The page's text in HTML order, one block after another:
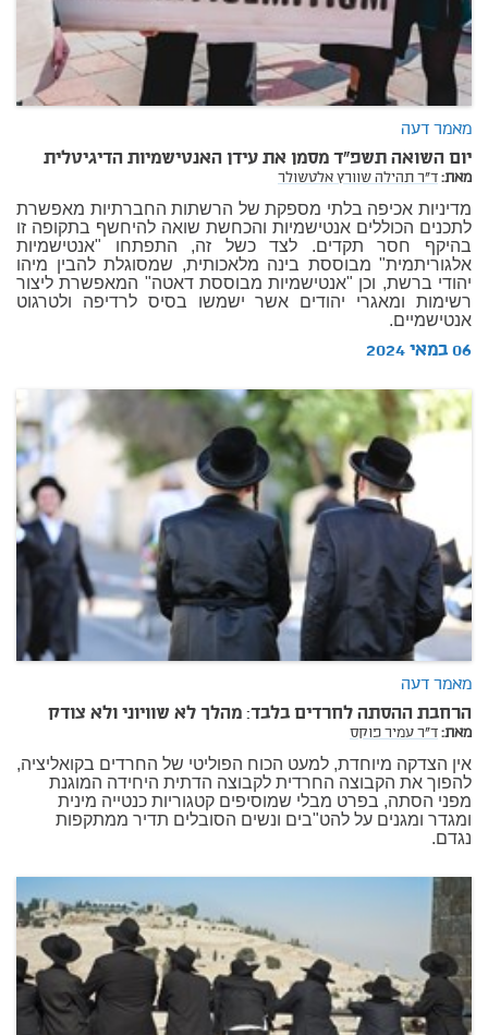
מאמר דעה
יום השואה תשפ"ד מסמן את עידן האנטישמיות הדיגיטלית
מאת:ד"ר תהילה שוורץ אלטשולר
מדיניות אכיפה בלתי מספקת של הרשתות החברתיות מאפשרת
לתכנים הכוללים אנטישמיות והכחשת שואה להיחשף בתקופה זו
בהיקף חסר תקדים. לצד כשל זה, התפתחו "אנטישמיות
אלגוריתמית" מבוססת בינה מלאכותית, שמסוגלת להבין מיהו
יהודי ברשת, וכן "אנטישמיות מבוססת דאטה" המאפשרת ליצור
רשימות ומאגרי יהודים אשר ישמשו בסיס לרדיפה ולטרגוט
אנטישמיים.
06 במאי 2024
מאמר דעה
הרחבת ההסתה לחרדים בלבד: מהלך לא שוויוני ולא צודק
מאת:ד"ר עמיר פוקס
אין הצדקה מיוחדת, למעט הכוח הפוליטי של החרדים בקואליציה,
להפוך את הקבוצה החרדית לקבוצה הדתית היחידה המוגנת
מפני הסתה, בפרט מבלי שמוסיפים קטגוריות כנטייה מינית
ומגדר ומגנים על להט"בים ונשים הסובלים תדיר ממתקפות
נגדם.